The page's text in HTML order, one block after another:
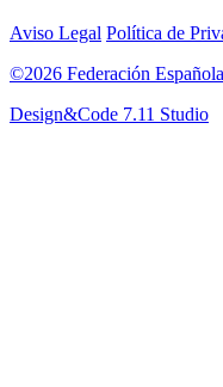
Aviso Legal Política de
©2026 Federación
Design&Code 7.11 Studio